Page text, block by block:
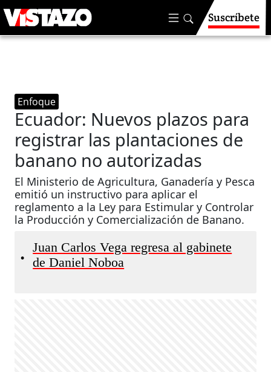
Suscríbete
Enfoque
Ecuador: Nuevos plazos para
registrar las plantaciones de
banano no autorizadas
El Ministerio de Agricultura, Ganadería y Pesca
emitió un instructivo para aplicar el
reglamento a la Ley para Estimular y Controlar
la Producción y Comercialización de Banano.
•
Juan Carlos Vega regresa al gabinete
de Daniel Noboa